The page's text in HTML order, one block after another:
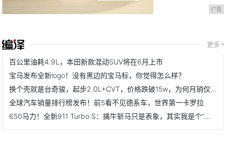
广告
更多
百公里油耗4.9L，本田新款混动SUV将在6月上市
宝马发布全新logo！没有黑边的宝马标，你觉得怎么样？
换个壳就是台奇骏，起步2.0L+CVT，价格跌破15w，为何月销仅115辆
全球汽车销量排行榜发布！前5看不见德系车，世界第一卡罗拉
650马力！全新911 Turbo S：擒牛斩马只是表象，其实我是个“舒适”的超级跑车